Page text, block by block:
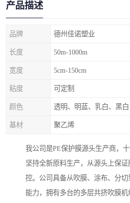
产品描述
品牌 德州佳诺塑业
长度 50m-1000m
宽度 5cm-150cm
粘度 可定制
颜色 透明、明蓝、乳白、黑白
基材 聚乙烯
我公司是PE保护膜源头生产商，
坚持全新原料生产，从源头上保证
控。公司具备从吹膜、涂布、分
能力，拥有多台的多层共挤吹膜机